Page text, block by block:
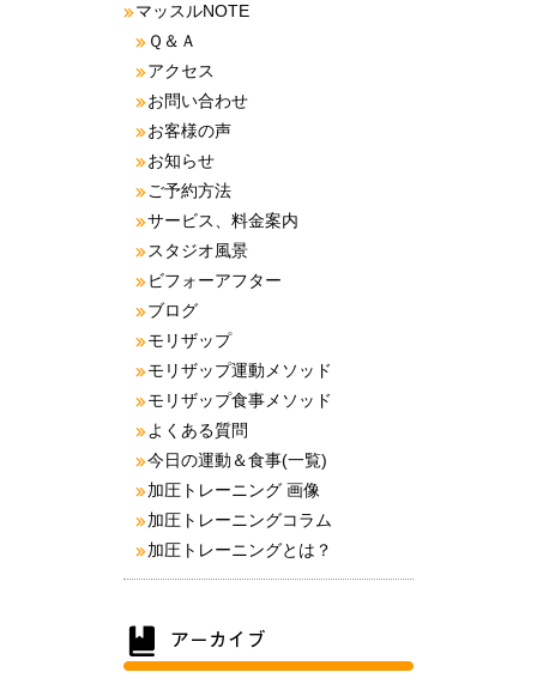
マッスルNOTE
Ｑ＆Ａ
アクセス
お問い合わせ
お客様の声
お知らせ
ご予約方法
サービス、料金案内
スタジオ風景
ビフォーアフター
ブログ
モリザップ
モリザップ運動メソッド
モリザップ食事メソッド
よくある質問
今日の運動＆食事(一覧)
加圧トレーニング 画像
加圧トレーニングコラム
加圧トレーニングとは？